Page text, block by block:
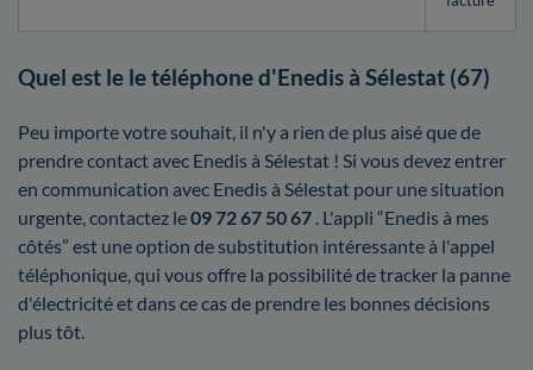
Quel est le le téléphone d'Enedis à Sélestat (67)
Peu importe votre souhait, il n'y a rien de plus aisé que de
prendre contact avec Enedis à Sélestat ! Si vous devez entrer
en communication avec Enedis à Sélestat pour une situation
urgente, contactez le09 72 67 50 67 . L'appli “Enedis à mes
côtés” est une option de substitution intéressante à l'appel
téléphonique, qui vous offre la possibilité de tracker la panne
d'électricité et dans ce cas de prendre les bonnes décisions
plus tôt.